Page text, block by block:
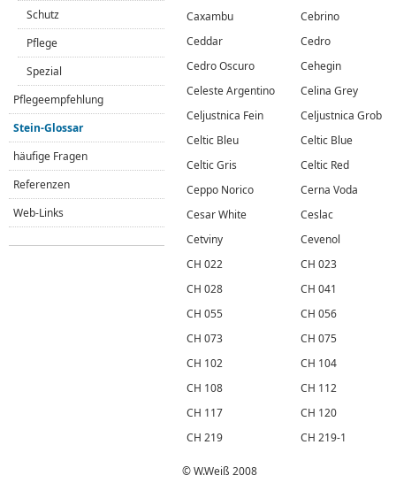
Caxambu
Cebrino
Ceddar
Cedro
Cedro Oscuro
Cehegin
Celeste Argentino
Celina Grey
Celjustnica Fein
Celjustnica Grob
Celtic Bleu
Celtic Blue
Celtic Gris
Celtic Red
Ceppo Norico
Cerna Voda
Cesar White
Ceslac
Cetviny
Cevenol
CH 022
CH 023
CH 028
CH 041
CH 055
CH 056
CH 073
CH 075
CH 102
CH 104
CH 108
CH 112
CH 117
CH 120
CH 219
CH 219-1
© W.Weiß 2008
Schutz
Pflege
Spezial
Pflegeempfehlung
Stein-Glossar
häufige Fragen
Referenzen
Web-Links